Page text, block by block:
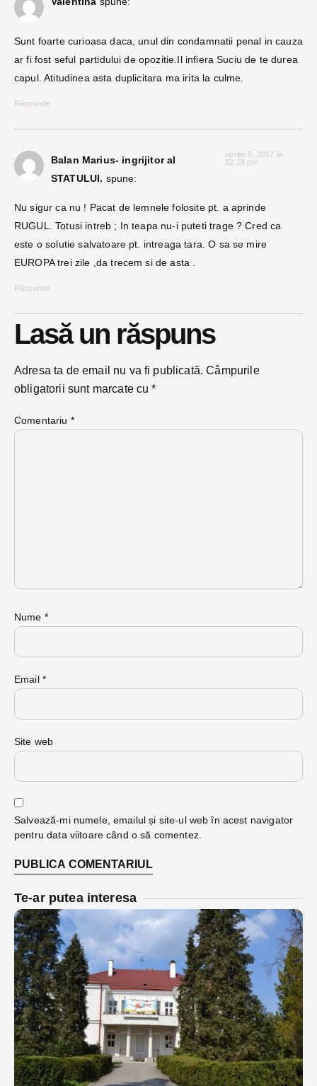
Sunt foarte curioasa daca, unul din condamnatii penal in cauza
ar fi fost seful partidului de opozitie.Il infiera Suciu de te durea
capul. Atitudinea asta duplicitara ma irita la culme.
Răspunde
Balan Marius- ingrijitor al
STATULUI. spune:
aprilie 5, 2017 la
12:18 pm
Nu sigur ca nu ! Pacat de lemnele folosite pt. a aprinde
RUGUL. Totusi intreb ; In teapa nu-i puteti trage ? Cred ca
este o solutie salvatoare pt. intreaga tara. O sa se mire
EUROPA trei zile ,da trecem si de asta .
Răspunde
Lasă un răspuns
Adresa ta de email nu va fi publicată. Câmpurile
obligatorii sunt marcate cu*
Comentariu *
Nume *
Email *
Site web
Salvează-mi numele, emailul și site-ul web în acest navigator
pentru data viitoare când o să comentez.
Te-ar putea interesa